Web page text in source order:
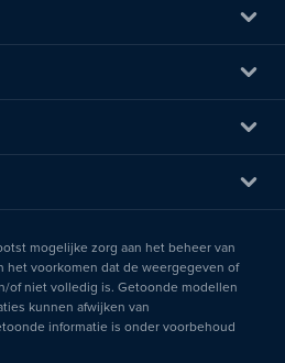
mogelijke zorg aan het beheer van
het voorkomen dat de weergegeven of
of niet volledig is. Getoonde modellen
kunnen afwijken van
informatie is onder voorbehoud